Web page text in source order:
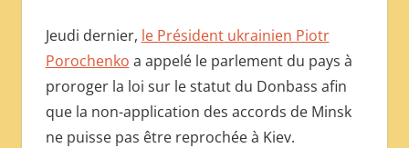
Jeudi dernier, le Président ukrainien Piotr
Porochenko a appelé le parlement du pays à
proroger la loi sur le statut du Donbass afin
que la non-application des accords de Minsk
ne puisse pas être reprochée à Kiev.